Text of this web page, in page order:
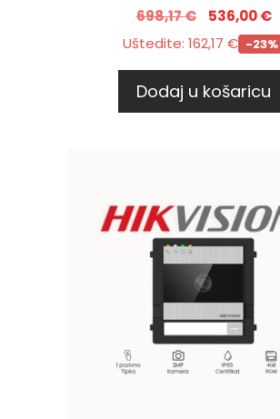
698,17€ 536,00€
Uštedite: 162,17 € -23%
Dodaj u košaricu